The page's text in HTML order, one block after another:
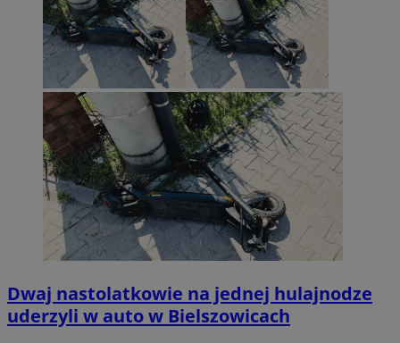
Dwaj nastolatkowie na jednej hulajnodze
uderzyli w auto w Bielszowicach